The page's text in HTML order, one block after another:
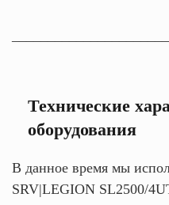
Технические
оборудования
В данное время мы
SRV|LEGION SL2500/